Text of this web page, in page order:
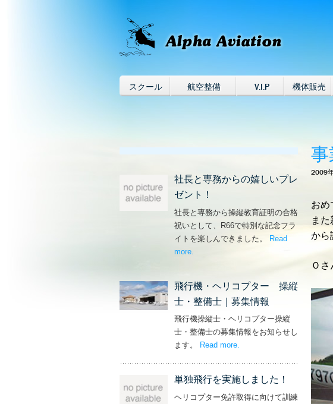
スクール 航空整備 V.I.P 機体販売
事
2009
おめ
ま
から
Ｏ
社長と専務からの嬉しいプレ
ゼント！
社長と専務から操縦教育証明の合格
祝いとして、R66で特別な記念フラ
イトを楽しんできました。
Read
more
飛行機・ヘリコプター 操縦
士・整備士｜募集情報
飛行機操縦士・ヘリコプター操縦
士・整備士の募集情報をお知らせし
ます。
Read more– ‘飛行機・ヘリコプター
.
単独飛行を実施しました！
ヘリコプター免許取得に向けて訓練